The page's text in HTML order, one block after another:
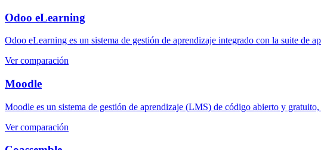
Odoo eLearning
Odoo eLearning es un sistema de gestión de aprendizaje integrado con la suite de
Ver comparación
Moodle
Moodle es un sistema de gestión de aprendizaje (LMS) de código abierto y
Ver comparación